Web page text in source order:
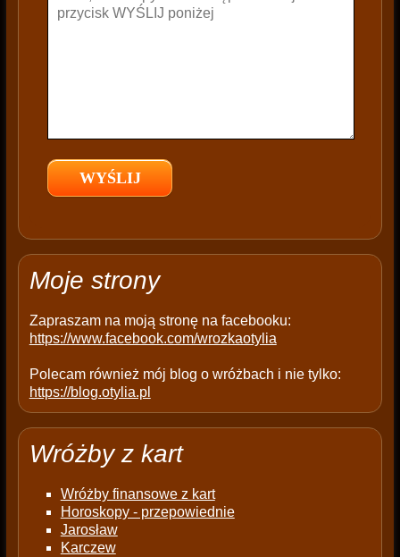
e
e
p
y
Moje strony
Zapraszam na moją stronę na facebooku:
https://www.facebook.com/wrozkaotylia
Polecam również mój blog o wróżbach i nie tylko:
https://blog.otylia.pl
Wróżby z kart
Wróżby finansowe z kart
Horoskopy - przepowiednie
Jarosław
Karczew